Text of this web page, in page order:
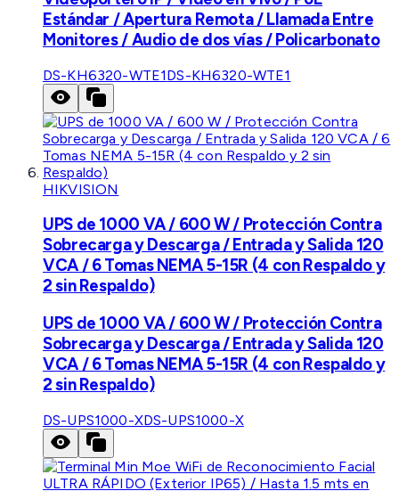
Estándar / Apertura Remota / Llamada Entre
Monitores / Audio de dos vías / Policarbonato
DS-KH6320-WTE1DS-KH6320-WTE1
HIKVISION
UPS de 1000 VA / 600 W / Protección Contra
Sobrecarga y Descarga / Entrada y Salida 120
VCA / 6 Tomas NEMA 5-15R (4 con Respaldo y
2 sin Respaldo)
UPS de 1000 VA / 600 W / Protección Contra
Sobrecarga y Descarga / Entrada y Salida 120
VCA / 6 Tomas NEMA 5-15R (4 con Respaldo y
2 sin Respaldo)
DS-UPS1000-XDS-UPS1000-X